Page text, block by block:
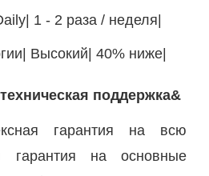
1 - 2 раза / неделя|
Высокий| 40% ниже|
поддержка&
гарантия на всю
гарантия на основные